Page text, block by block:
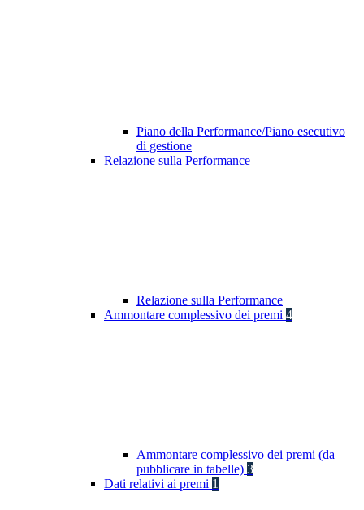
Piano della Performance/Piano esecutivo
di gestione
Relazione sulla Performance
Relazione sulla Performance
Ammontare complessivo dei premi 4
Ammontare complessivo dei premi (da
pubblicare in tabelle) 3
Dati relativi ai premi 1